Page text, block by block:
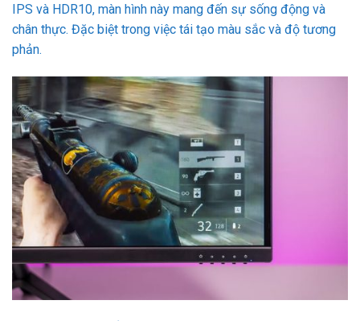
IPS và HDR10, màn hình này mang đến sự sống động và
chân thực. Đặc biệt trong việc tái tạo màu sắc và độ tương
phản.